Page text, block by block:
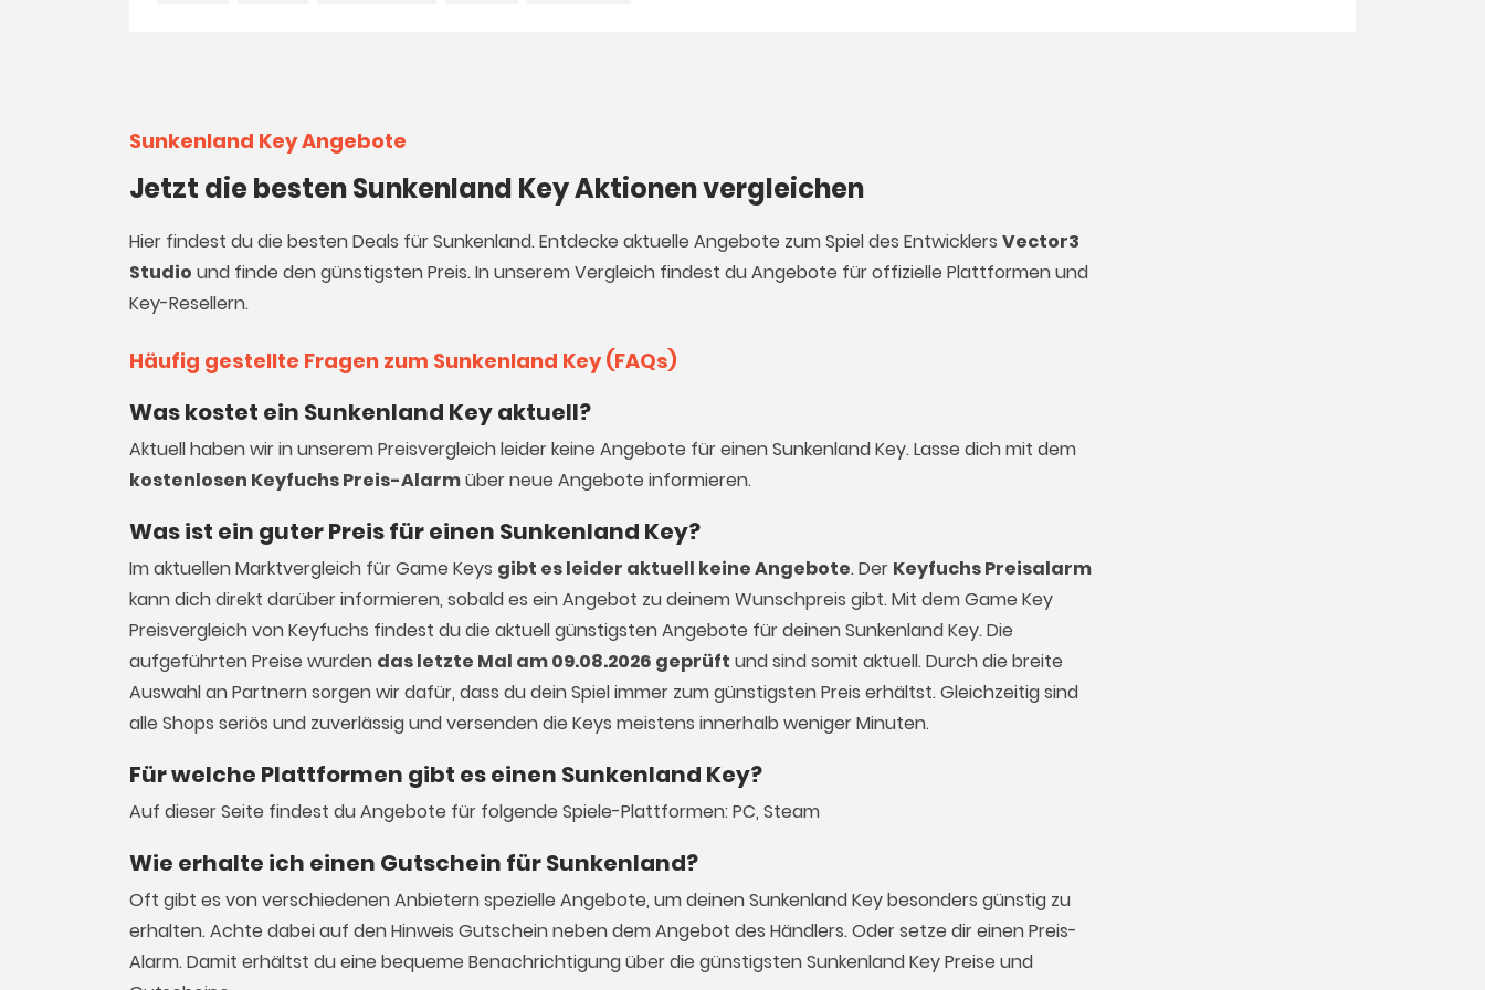
Sunkenland Key Angebote
Jetzt die besten Sunkenland Key Aktionen vergleichen
Hier findest du die besten Deals für Sunkenland. Entdecke aktuelle Angebote zum Spiel des Entwicklers Vector3
Studio und finde den günstigsten Preis. In unserem Vergleich findest du Angebote für offizielle Plattformen und
Key-Resellern.
Häufig gestellte Fragen zum Sunkenland Key (FAQs)
Was kostet ein Sunkenland Key aktuell?
Aktuell haben wir in unserem Preisvergleich leider keine Angebote für einen Sunkenland Key. Lasse dich mit dem
kostenlosen Keyfuchs Preis-Alarmüber neue Angebote informieren.
Was ist ein guter Preis für einen Sunkenland Key?
Im aktuellen Marktvergleich fürGame Keys gibt es leider aktuell keine Angebote. Der Keyfuchs Preisalarm
kann dich direkt darüber informieren, sobald es ein Angebot zu deinem Wunschpreis gibt. Mit dem Game Key
Preisvergleich von Keyfuchs findest du die aktuell günstigsten Angebote für deinen Sunkenland Key. Die
aufgeführten Preise wurden das letzte Mal am 09.08.2026 geprüft und sind somit aktuell. Durch die breite
Auswahl an Partnern sorgen wir dafür, dass du dein Spiel immer zum günstigsten Preis erhältst. Gleichzeitig sind
alle Shops seriös und zuverlässig und versenden die Keys meistens innerhalb weniger Minuten.
Für welche Plattformen gibt es einen Sunkenland Key?
Auf dieser Seite findest du Angebote für folgende Spiele-Plattformen: PC, Steam
Wie erhalte ich einen Gutschein für Sunkenland?
Oft gibt es von verschiedenen Anbietern spezielle Angebote, um deinen Sunkenland Key besonders günstig zu
erhalten. Achte dabei auf den Hinweis Gutschein neben dem Angebot des Händlers. Oder setze dir einen Preis-
Alarm. Damit erhältst du eine bequeme Benachrichtigung über die günstigsten Sunkenland Key Preise und